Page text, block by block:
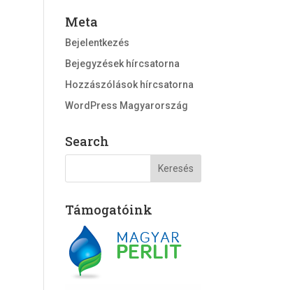
Meta
Bejelentkezés
Bejegyzések hírcsatorna
Hozzászólások hírcsatorna
WordPress Magyarország
Search
Támogatóink